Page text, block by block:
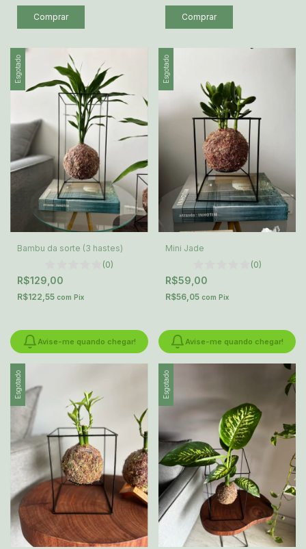
Esgotado
Bambu da sorte (3 hastes)
(0)
R$129,00
R$122,55 com Pix
Avise-me quando chegar!
Esgotado
Mini Jade
(0)
R$59,00
R$56,05 com Pix
Avise-me quando chegar!
Esgotado Esgotado